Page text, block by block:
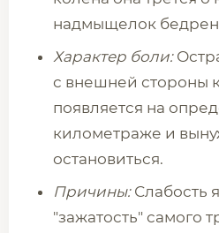
надмыщелок
Характер боли:
с внешней стороны
появляется на
километраже и
остановиться.
Причины:Слабость
"зажатость" самого